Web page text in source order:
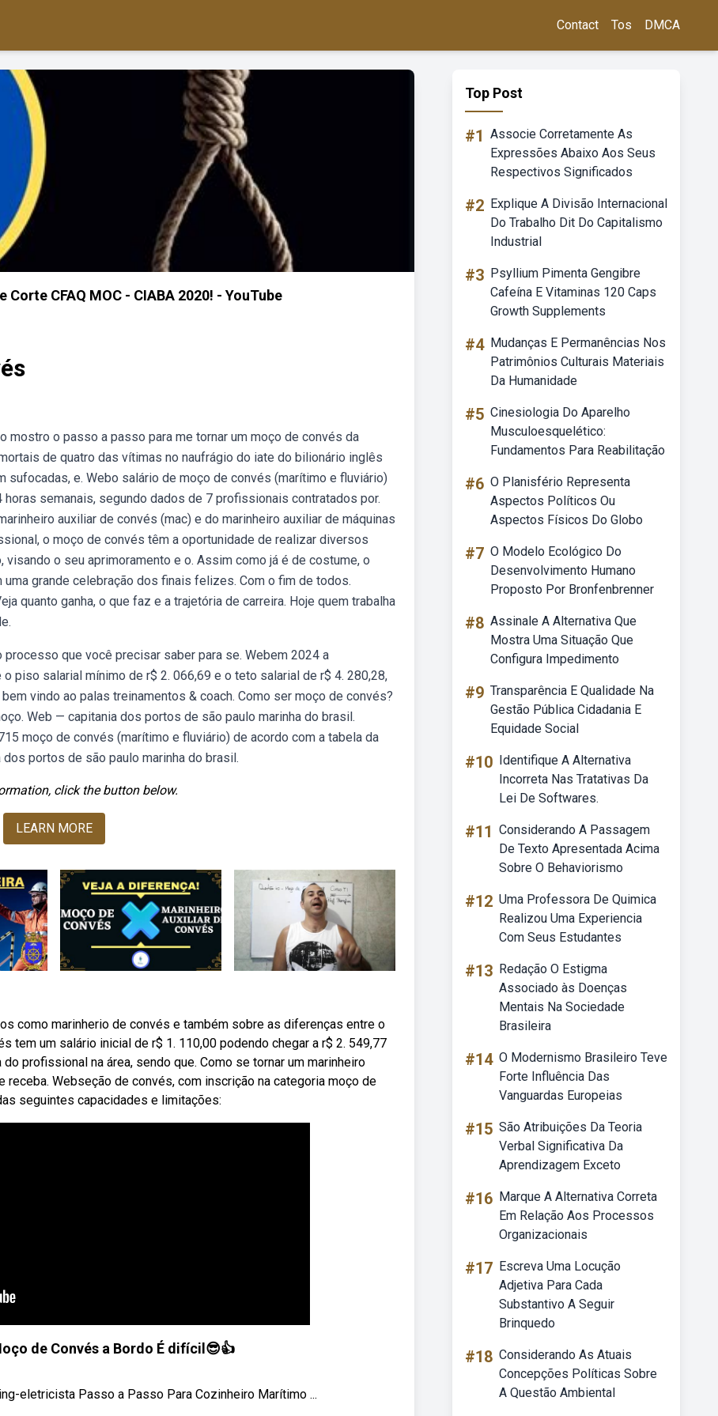
Contact Tos DMCA
CFAQ MOC - CIABA 2020! - YouTube
o passo a passo para me tornar um moço de convés da
de quatro das vítimas no naufrágio do iate do bilionário inglês
sufocadas, e. Webo salário de moço de convés (marítimo e fluviário)
horas semanais, segundo dados de 7 profissionais contratados por.
auxiliar de convés (mac) e do marinheiro auxiliar de máquinas
o moço de convés têm a oportunidade de realizar diversos
o seu aprimoramento e o. Assim como já é de costume, o
grande celebração dos finais felizes. Com o fim de todos.
quanto ganha, o que faz e a trajetória de carreira. Hoje quem trabalha
que você precisar saber para se. Webem 2024 a
piso salarial mínimo de r$ 2. 066,69 e o teto salarial de r$ 4. 280,28,
vindo ao palas treinamentos & coach. Como ser moço de convés?
Web — capitania dos portos de são paulo marinha do brasil.
moço de convés (marítimo e fluviário) de acordo com a tabela da
portos de são paulo marinha do brasil.
click the button below.
LEARN MORE
como marinherio de convés e também sobre as diferenças entre o
tem um salário inicial de r$ 1. 110,00 podendo chegar a r$ 2. 549,77
profissional na área, sendo que. Como se tornar um marinheiro
Webseção de convés, com inscrição na categoria moço de
seguintes capacidades e limitações:
de Convés a Bordo É difícil😎👍
eletricista Passo a Passo Para Cozinheiro Marítimo ...
Top Post
#1 Associe Corretamente As
Expressões Abaixo Aos Seus
Respectivos Significados
#2 Explique A Divisão Internacional
Do Trabalho Dit Do Capitalismo
Industrial
#3 Psyllium Pimenta Gengibre
Cafeína E Vitaminas 120 Caps
Growth Supplements
#4 Mudanças E Permanências Nos
Patrimônios Culturais Materiais
Da Humanidade
#5 Cinesiologia Do Aparelho
Musculoesquelético:
Fundamentos Para Reabilitação
#6 O Planisfério Representa
Aspectos Políticos Ou
Aspectos Físicos Do Globo
#7 O Modelo Ecológico Do
Desenvolvimento Humano
Proposto Por Bronfenbrenner
#8 Assinale A Alternativa Que
Mostra Uma Situação Que
Configura Impedimento
#9 Transparência E Qualidade Na
Gestão Pública Cidadania E
Equidade Social
#10 Identifique A Alternativa
Incorreta Nas Tratativas Da
Lei De Softwares.
#11 Considerando A Passagem
De Texto Apresentada Acima
Sobre O Behaviorismo
#12 Uma Professora De Quimica
Realizou Uma Experiencia
Com Seus Estudantes
#13 Redação O Estigma
Associado às Doenças
Mentais Na Sociedade
Brasileira
#14 O Modernismo Brasileiro Teve
Forte Influência Das
Vanguardas Europeias
#15 São Atribuições Da Teoria
Verbal Significativa Da
Aprendizagem Exceto
#16 Marque A Alternativa Correta
Em Relação Aos Processos
Organizacionais
#17 Escreva Uma Locução
Adjetiva Para Cada
Substantivo A Seguir
Brinquedo
#18 Considerando As Atuais
Concepções Políticas Sobre
A Questão Ambiental